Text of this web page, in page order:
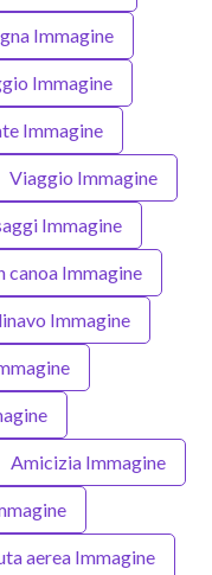
Immagine
Immagine
Immagine
Viaggio Immagine
Immagine
canoa Immagine
Immagine
Amicizia Immagine
aerea Immagine